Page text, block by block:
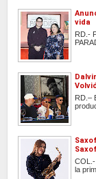
vida
RD.-
RD.–
la